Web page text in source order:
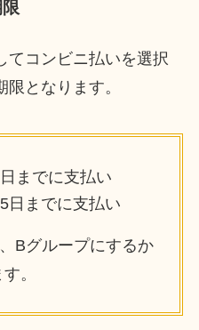
てコンビニ払いを選択
となります。
までに支払い
日までに支払い
Bグループにするか
。